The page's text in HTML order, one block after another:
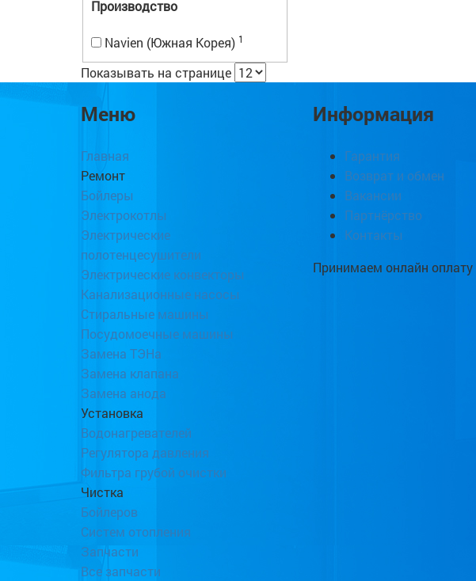
Производство
Navien (Южная Корея) 1
Показывать на странице
Меню
Главная
Ремонт
Бойлеры
Электрокотлы
Электрические
полотенцесушители
Электрические конвекторы
Канализационные насосы
Стиральные машины
Посудомоечные машины
Замена ТЭНа
Замена клапана
Замена анода
Установка
Водонагревателей
Регулятора давления
Фильтра грубой очистки
Чистка
Бойлеров
Систем отопления
Запчасти
Все запчасти
Информация
Гарантия
Возврат и обмен
Вакансии
Партнёрство
Контакты
Принимаем онлайн оплату